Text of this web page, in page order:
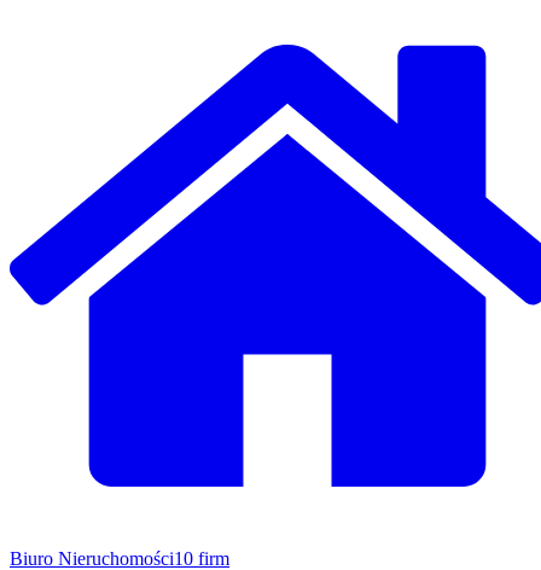
Biuro Nieruchomości10 firm